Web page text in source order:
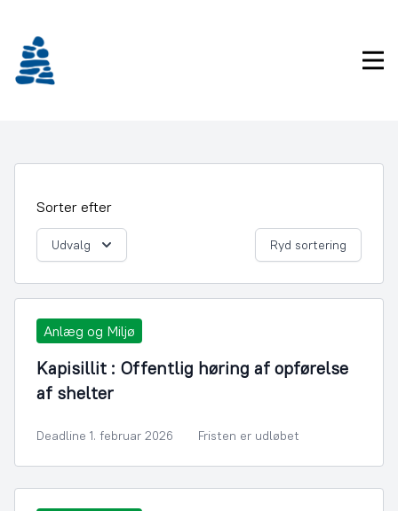
indhold
Sorter efter
Udvalg Ryd sortering
Anlæg og Miljø
Kapisillit : Offentlig høring af opførelse
af shelter
Deadline 1. februar 2026 Fristen er udløbet